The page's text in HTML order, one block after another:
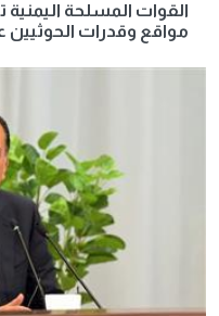
القوات المسلحة
مواقع وقدرات الحوثيين